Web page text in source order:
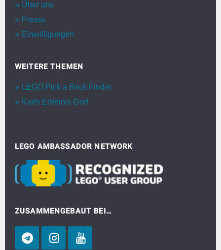
Über uns
Presse
Einwilligungen
WEITERE THEMEN
LEGO Pick a Brick Finder
Karls Erlebnis-Dorf
LEGO AMBASSADOR NETWORK
ZUSAMMENGEBAUT BEI…